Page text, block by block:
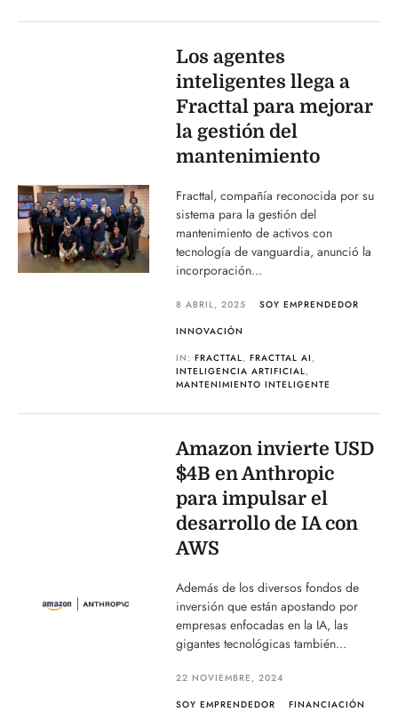
Los agentes
inteligentes llega a
Fracttal para mejorar
la gestión del
mantenimiento
Fracttal, compañía reconocida por su
sistema para la gestión del
mantenimiento de activos con
tecnología de vanguardia, anunció la
incorporación...
8 ABRIL, 2025
SOY EMPRENDEDOR
INNOVACIÓN
IN:FRACTTAL,FRACTTAL AI ,
INTELIGENCIA ARTIFICIAL,
MANTENIMIENTO INTELIGENTE
Amazon invierte USD
$4B en Anthropic
para impulsar el
desarrollo de IA con
AWS
Además de los diversos fondos de
inversión que están apostando por
empresas enfocadas en la IA, las
gigantes tecnológicas también...
22 NOVIEMBRE, 2024
SOY EMPRENDEDOR
FINANCIACIÓN